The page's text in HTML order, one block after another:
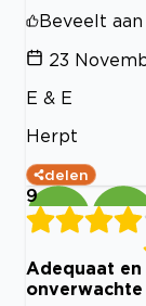
Beveelt aan
23
E & E
Herpt
delen
9
Adequaat